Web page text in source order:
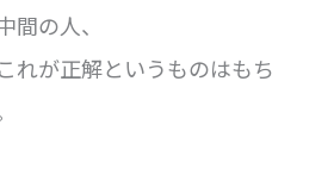
の人、
れが正解というものはもち